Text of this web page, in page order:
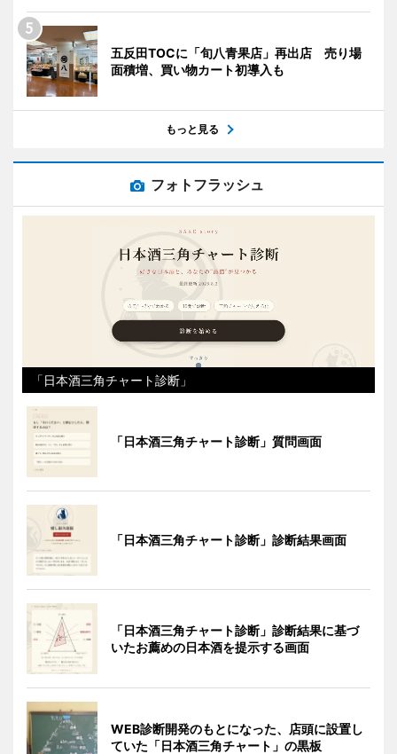
五反田TOCに「旬八青果店」再出店 売り場
面積増、買い物カート初導入も
もっと見る
フォトフラッシュ
「日本酒三角チャート診断」
「日本酒三角チャート診断」質問画面
「日本酒三角チャート診断」診断結果画面
「日本酒三角チャート診断」診断結果に基づ
いたお薦めの日本酒を提示する画面
WEB診断開発のもとになった、店頭に設置し
ていた「日本酒三角チャート」の黒板